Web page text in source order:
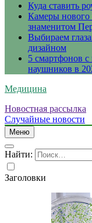
Куда ставить
Камеры нового
знаменитом
Выбираем
дизайном
5 смартфонов
наушников в
Медицина
Новостная рассылка
Случайные новости
Меню
Найти:
Заголовки